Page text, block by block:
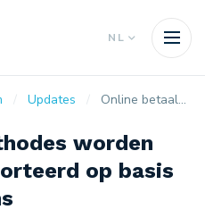
NL
Updates Online betaalmethodes worden automatisch gesorteerd op basis van gastgegevens
worden
op basis